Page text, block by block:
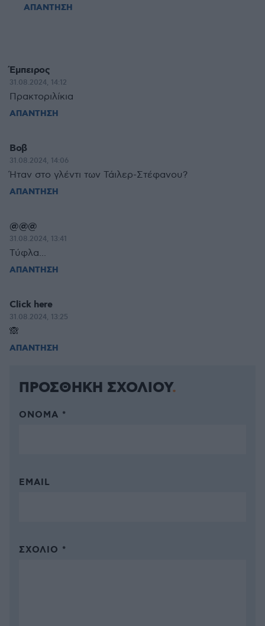
ΑΠΑΝΤΗΣΗ
Έμπειρος
31.08.2024, 14:12
Πρακτοριλίκια
ΑΠΑΝΤΗΣΗ
Βοβ
31.08.2024, 14:06
Ήταν στο γλέντι των Τάιλερ-Στέφανου?
ΑΠΑΝΤΗΣΗ
@@@
31.08.2024, 13:41
Τύφλα...
ΑΠΑΝΤΗΣΗ
Click here
31.08.2024, 13:25
🙈
ΑΠΑΝΤΗΣΗ
ΠΡΟΣΘΗΚΗ ΣΧΟΛΙΟΥ
ΌΝΟΜΑ *
EMAIL
ΣΧΌΛΙΟ *